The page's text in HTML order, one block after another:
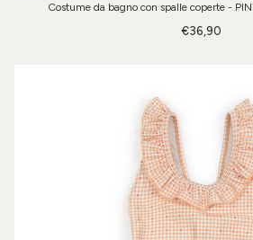
Costume da bagno con spalle coperte -
€36,90